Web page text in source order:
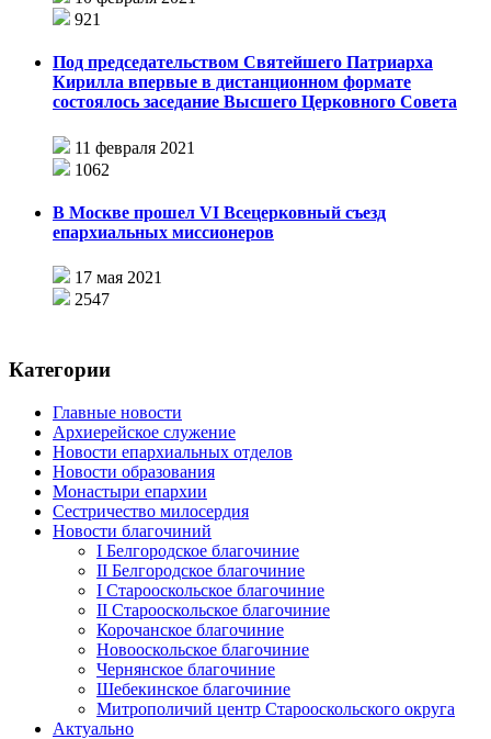
921
Под председательством Святейшего Патриарха
Кирилла впервые в дистанционном формате
состоялось заседание Высшего Церковного Совета
11 февраля 2021
1062
В Москве прошел VI Всецерковный съезд
епархиальных миссионеров
17 мая 2021
2547
Категории
Главные новости
Архиерейское служение
Новости епархиальных отделов
Новости образования
Монастыри епархии
Сестричество милосердия
Новости благочиний
I Белгородское благочиние
II Белгородское благочиние
I Старооскольское благочиние
II Старооскольское благочиние
Корочанское благочиние
Новооскольское благочиние
Чернянское благочиние
Шебекинское благочиние
Митрополичий центр Старооскольского округа
Актуально